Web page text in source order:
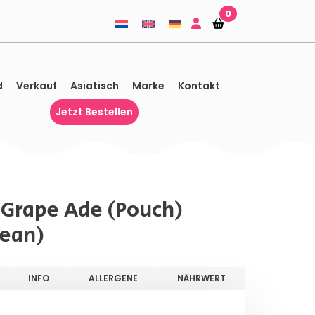
Einkaufskorb
Einkaufskorb
0
Verkauf Asiatisch Marke
Kontakt
Jetzt Bestellen
Ade (Pouch)
INFO ALLERGENE NÄHRWERT